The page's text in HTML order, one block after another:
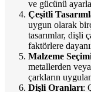
ve gücünü
Çeşitli
uygun olarak
tasarımlar, dişli
faktörlere
Malzeme
metallerden
çarkların
Dişli Oranları: